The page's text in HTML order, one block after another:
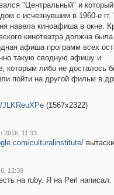
"Центральный" и
с исчезнувшим в 1960-е
навела киноафиша в окне.
кинотеатра должна была
афиша программ всех
такую сводную афишу и
которым либо не досталось
пойти на другой фильм в
(1567x2322)
2016, 11:33
culturalinstitute/
12:39
на ruby. Я на Perl написал.